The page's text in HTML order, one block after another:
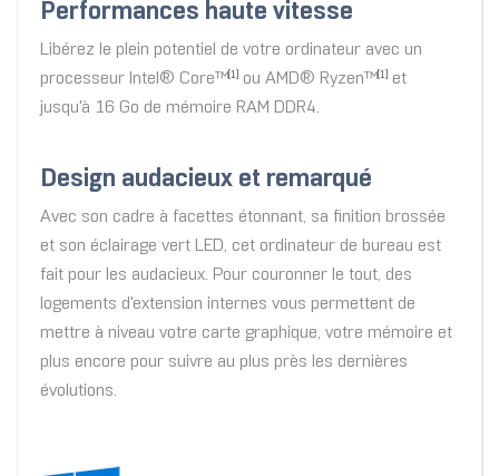
Performances haute vitesse
Libérez le plein potentiel de votre ordinateur avec un
processeur Intel® Core™ [1] ou AMD® Ryzen™ [1]
et
jusqu'à 16 Go de mémoire RAM DDR4.
Design audacieux et remarqué
Avec son cadre à facettes étonnant, sa finition brossée
et son éclairage vert LED, cet ordinateur de bureau est
fait pour les audacieux. Pour couronner le tout, des
logements d'extension internes vous permettent de
mettre à niveau votre carte graphique, votre mémoire et
plus encore pour suivre au plus près les dernières
évolutions.